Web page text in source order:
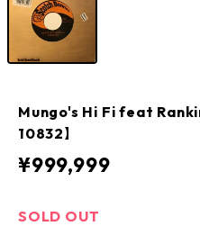
Mungo's Hi Fi feat
10832】
¥999,999
SOLD OUT